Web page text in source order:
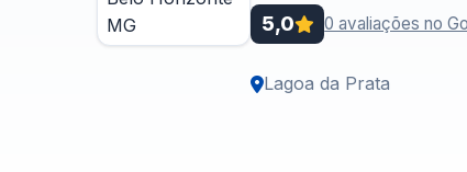
5,0 0 avaliações no
Lagoa da Prata